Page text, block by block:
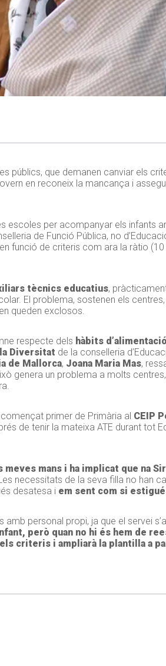
públics, que demanen canviar els
en reconeix la mancança i
escoles per acompanyar els infants
de Funció Pública, no
funció de criteris com ara la ràtio (10
tècnics educatius,
El problema, sostenen els centres,
queden exclosos.
respecte dels hàbits
Diversitat de la conselleria
de Mallorca, Joana Maria Mas,
genera un problema a molts
primer de Primària al CEIP
de tenir la mateixa ATE durant tot
mans i ha implicat que na
necessitats de la seva filla no han
desatesa i em sent com si
personal propi, ja que el servei
però quan no hi és hem de
criteris i ampliarà la plantilla a